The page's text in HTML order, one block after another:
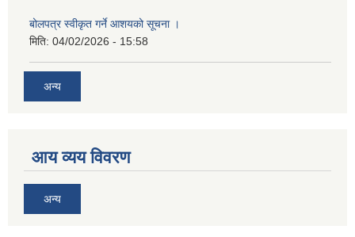
बोलपत्र स्वीकृत गर्ने आशयको सूचना ।
मिति: 04/02/2026 - 15:58
अन्य
आय व्यय विवरण
अन्य